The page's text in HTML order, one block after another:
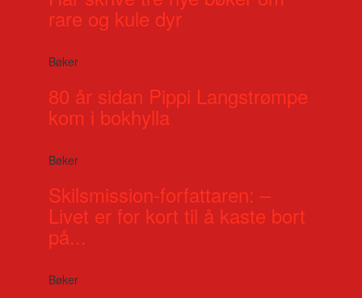
rare og kule dyr
Bøker
80 år sidan Pippi Langstrømpe
kom i bokhylla
Bøker
Skilsmission-forfattaren: –
Livet er for kort til å kaste bort
på...
Bøker